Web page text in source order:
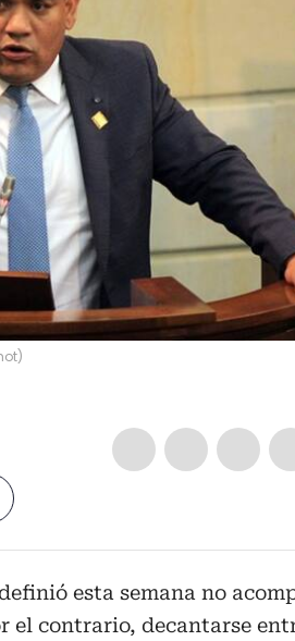
)
esta semana no
el contrario, decantarse